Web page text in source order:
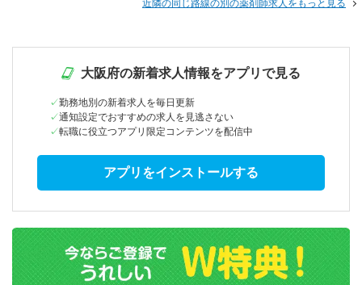
近隣の同じ路線の別の薬剤師求人をもっと見る
大阪府の新着求人情報をアプリで見る
勤務地別の新着求人を毎日更新
通知設定でおすすめの求人を見逃さない
転職に役立つアプリ限定コンテンツを配信中
アプリをインストールする